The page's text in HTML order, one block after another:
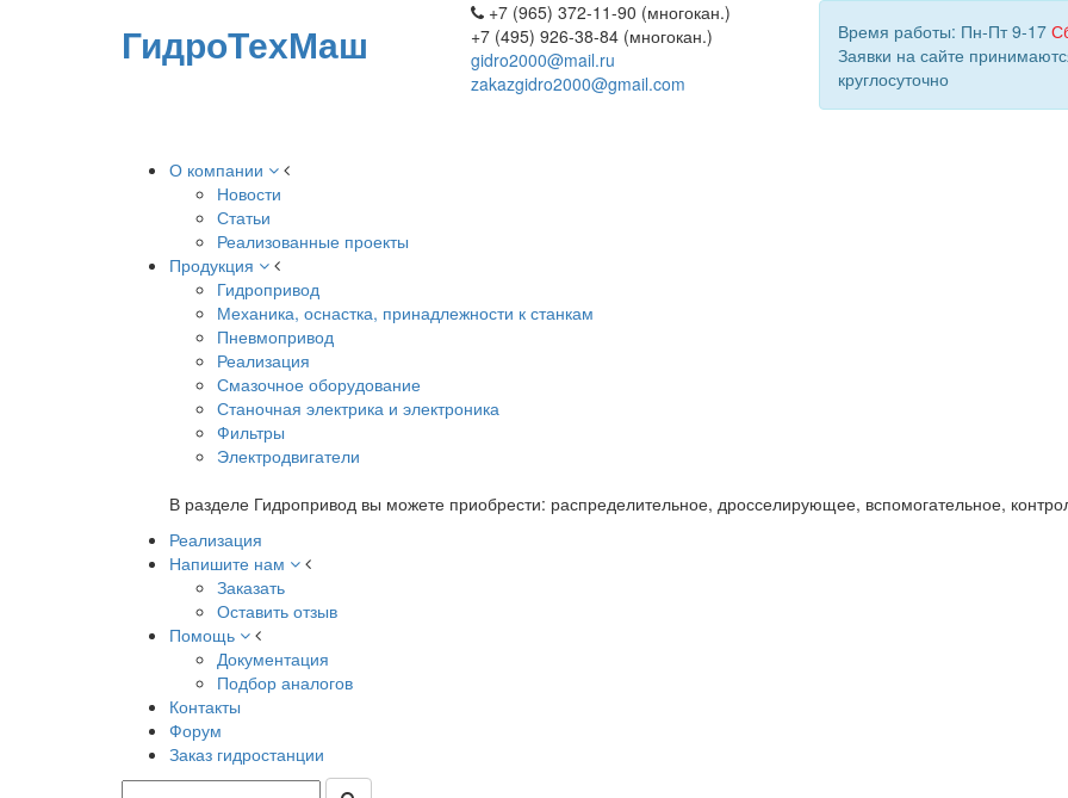
ГидроТехМаш
+7 (965) 372-11-90 (многокан.)
+7 (495) 926-38-84 (многокан.)
gidro2000@mail.ru
zakazgidro2000@gmail.com
Время работы: Пн-Пт 9-17
Заявки на сайте
круглосуточно
О компании
Новости
Статьи
Реализованные проекты
Продукция
Гидропривод
Механика, оснастка, принадлежности к станкам
Пневмопривод
Реализация
Смазочное оборудование
Станочная электрика и электроника
Фильтры
Электродвигатели
В разделе Гидропривод вы можете приобрести: распределительное, дросселирующее, вспомогательное,
Реализация
Напишите нам
Заказать
Оставить отзыв
Помощь
Документация
Подбор аналогов
Контакты
Форум
Заказ гидростанции